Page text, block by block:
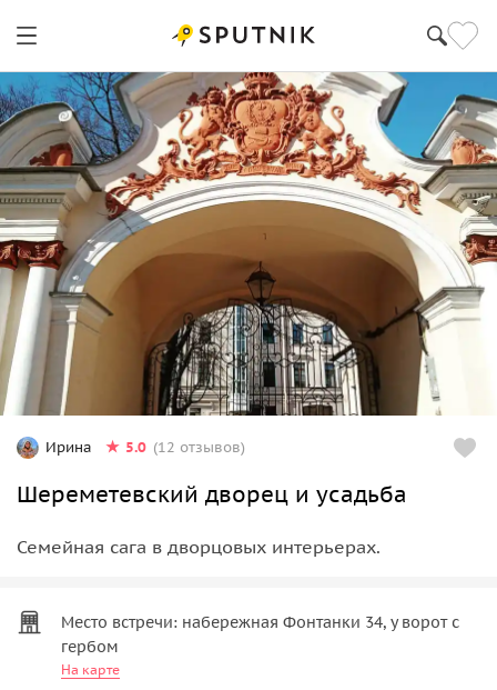
Ирина 5.0 (12 отзывов)
Шереметевский дворец и усадьба
Семейная сага в дворцовых интерьерах.
Место встречи: набережная Фонтанки 34, у ворот с
гербом
На карте